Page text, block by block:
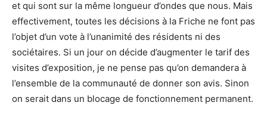
et qui sont sur la même longueur d’ondes que nous. Mais
effectivement, toutes les décisions à la Friche ne font pas
l’objet d’un vote à l’unanimité des résidents ni des
sociétaires. Si un jour on décide d’augmenter le tarif des
visites d’exposition, je ne pense pas qu’on demandera à
l’ensemble de la communauté de donner son avis. Sinon
on serait dans un blocage de fonctionnement permanent.